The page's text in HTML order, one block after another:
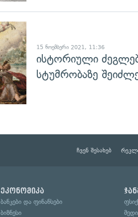
15 ნოემბერი 2021, 11:36
ისტორიული
სტუმრობაზე
ჩვენ შესახებ
ეკონომიკა
ბანკები და ფინანსები
ბიზნესი